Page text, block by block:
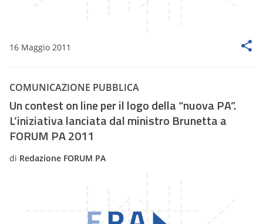
16 Maggio 2011
COMUNICAZIONE PUBBLICA
Un contest on line per il logo della “nuova PA”.
L’iniziativa lanciata dal ministro Brunetta a
FORUM PA 2011
di Redazione FORUM PA